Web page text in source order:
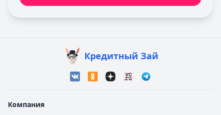
Кредитный Зай
Компания